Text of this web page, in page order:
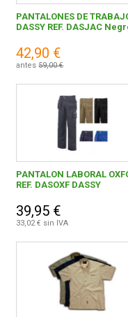
Protección
0,00 € - 99,99 €
100,00 € y superior
gris/negro
PANTALONES DE
DASSY REF. DASJAC
42,90 €
antes59,00 €
PANTALON LABORAL
REF. DASOXF DASSY
39,95 €
33,02 € sin IVA